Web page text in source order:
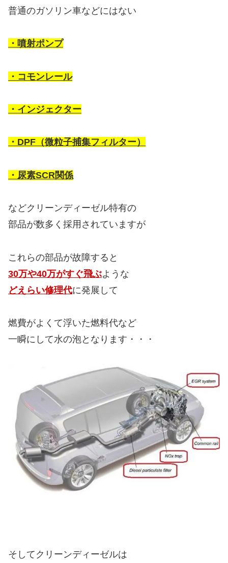
普通のガソリン車などにはない
・噴射ポンプ
・コモンレール
・インジェクター
・DPF（微粒子捕集フィルター）
・尿素SCR関係
などクリーンディーゼル特有の
部品が数多く採用されていますが
これらの部品が故障すると
30万や40万がすぐ飛ぶような
どえらい修理代に発展して
燃費がよくて浮いた燃料代など
一瞬にして水の泡となります・・・
そしてクリーンディーゼルは